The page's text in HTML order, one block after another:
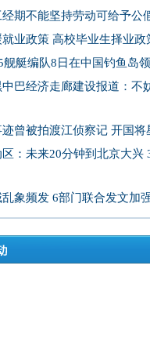
期不能坚持劳动可给予公
业政策 高校毕业生择业政
舰艇编队8日在中国钓鱼岛
巴经济走廊建设报道：不
曾被拍渡江侦察记 开国将
：未来20分钟到北京大兴
象频发 6部门联合发文加